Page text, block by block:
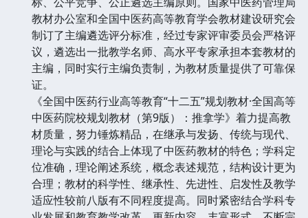
教材办公室和全国中医药高等教育学会教材建设研究会
制订了主编遴选评分标准，经过专家评审委员会严格评
议，遴选出一批教学名师、高水平专家承担本套教材的
主编，同时实行主编负责制，为教材质量提供了可靠保
证。
《全国中医药行业高等教育“十二五”规划教材·全国高等
中医药院校规划教材（第9版）：推拿学》着力提高教
材质量，努力锤炼精品，在继承与发扬、传统与现代、
理论与实践的结合上体现了中医药教材的特色；学科定
位准确，理论阐述系统，概念表述规范，结构设计更为
合理；教材的科学性、继承性、先进性、启发性及教学
适应性较前八版有不同程度提高。同时紧密结合学科专